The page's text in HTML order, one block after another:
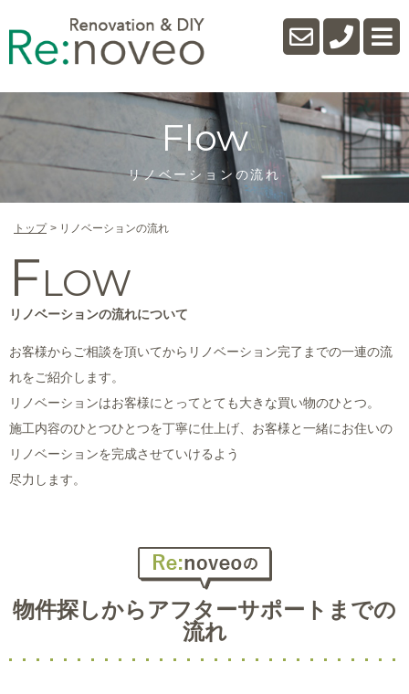
Flow
リノベーションの流れ
トップ リノベーションの流れ
FLOW
リノベーションの流れについて
お客様からご相談を頂いてからリノベーション完了までの一連の流
れをご紹介します。
リノベーションはお客様にとってとても大きな買い物のひとつ。
施工内容のひとつひとつを丁寧に仕上げ、お客様と一緒にお住いの
リノベーションを完成させていけるよう
尽力します。
物件探しからアフターサポートまでの
流れ